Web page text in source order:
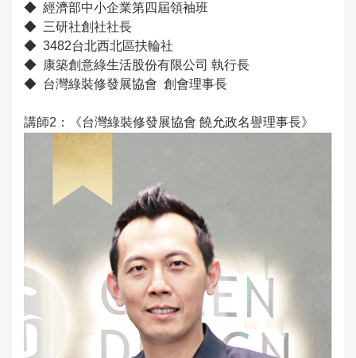
◆ 經濟部中小企業第四屆領袖班
◆ 三研社創社社長
◆ 3482台北西北區扶輪社
◆ 康築創意綠生活股份有限公司 執行長
◆ 台灣綠裝修發展協會 創會理事長
講師2：《台灣綠裝修發展協會 饒允政名譽理事長》